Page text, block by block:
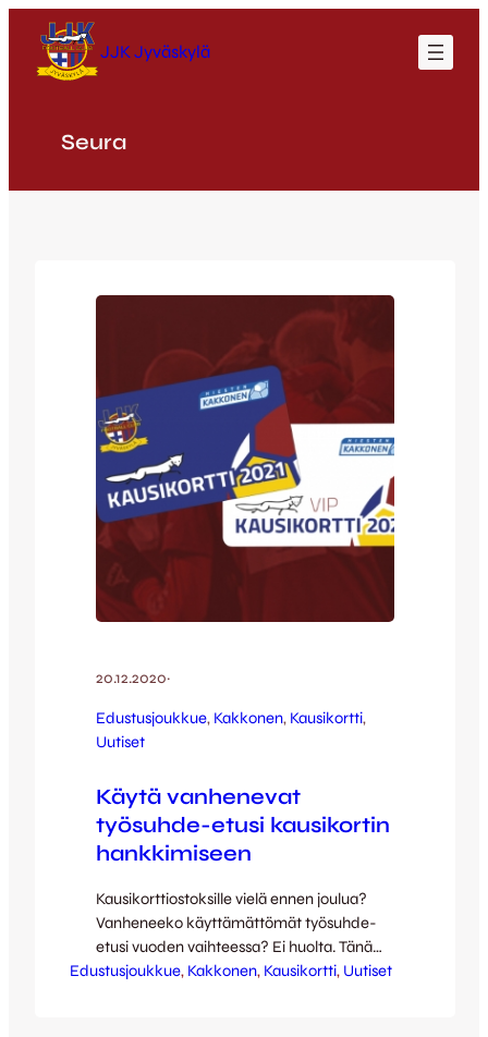
sisältöön
JJK Jyväskylä
Seura
20.12.2020·
Edustusjoukkue, Kakkonen, Kausikortti
Uutiset
Käytä vanhenevat
työsuhde-etusi kausikortin
hankkimiseen
Kausikorttiostoksille vielä ennen joulua?
Vanheneeko käyttämättömät työsuhde-
etusi vuoden vaihteessa? Ei huolta. Tänä
vuonna tarjoamme kausikorttilaisillemme
Edustusjoukkue, Kakkonen, Kausikortti, Uutiset